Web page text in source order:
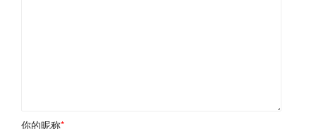
你的昵称*